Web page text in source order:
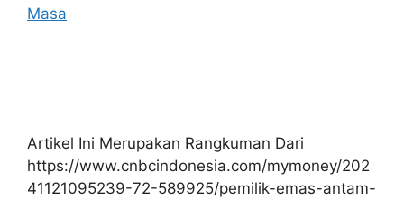
Masa
Artikel Ini Merupakan Rangkuman Dari
https://www.cnbcindonesia.com/mymoney/202
41121095239-72-589925/pemilik-emas-antam-